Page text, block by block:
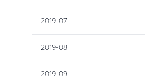
2019-07
2019-08
2019-09